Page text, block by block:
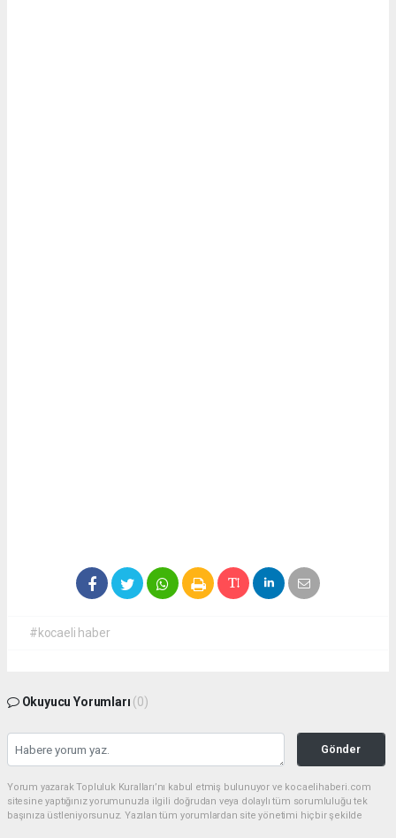
#kocaeli haber
Okuyucu Yorumları (0)
Gönder
Yorum yazarak Topluluk Kuralları’nı kabul etmiş bulunuyor ve kocaelihaberi.com
sitesine yaptığınız yorumunuzla ilgili doğrudan veya dolaylı tüm sorumluluğu tek
başınıza üstleniyorsunuz. Yazılan tüm yorumlardan site yönetimi hiçbir şekilde